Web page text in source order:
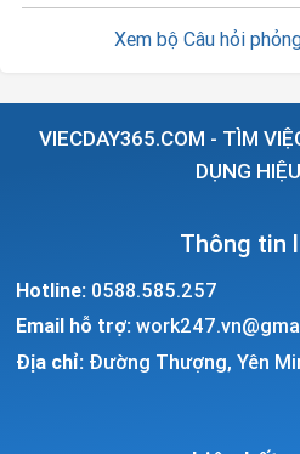
Xem bộ Câu hỏi
VIECDAY365.COM - TÌM
DỤNG
Thông tin
Hotline: 0588.585.257
Email hỗ trợ:
Địa chỉ: Đường Thượng, Yên